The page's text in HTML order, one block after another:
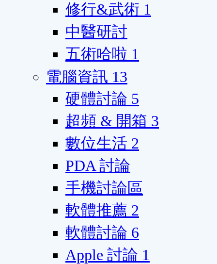
修行&武術 1
中醫研討
五術哈啦 1
電腦資訊 13
硬體討論 5
超頻 & 開箱 3
數位生活 2
PDA 討論
手機討論區
軟體推薦 2
軟體討論 6
Apple 討論 1